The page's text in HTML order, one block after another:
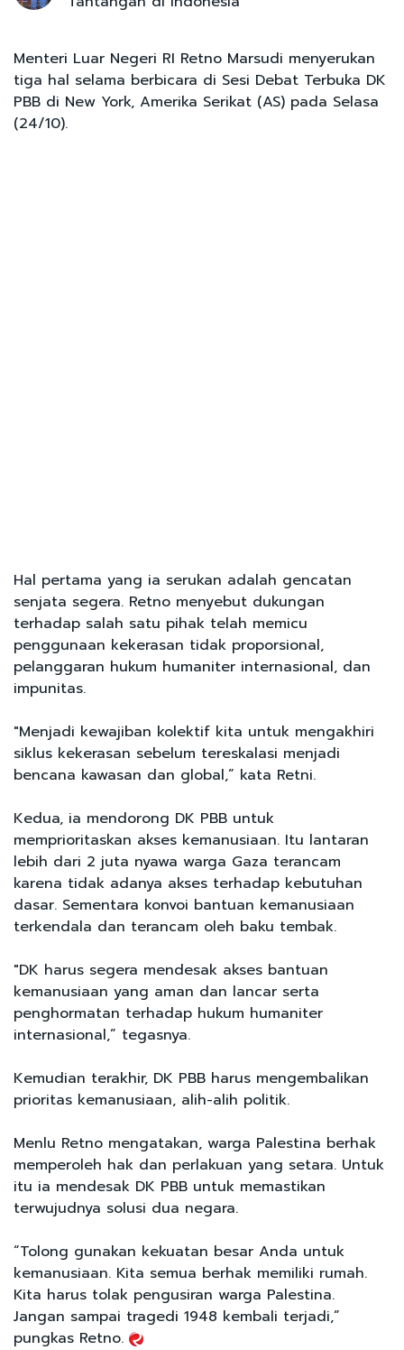
Menteri Luar Negeri RI Retno Marsudi menyerukan
tiga hal selama berbicara di Sesi Debat Terbuka DK
PBB di New York, Amerika Serikat (AS) pada Selasa
(24/10).
Hal pertama yang ia serukan adalah gencatan
senjata segera. Retno menyebut dukungan
terhadap salah satu pihak telah memicu
penggunaan kekerasan tidak proporsional,
pelanggaran hukum humaniter internasional, dan
impunitas.
"Menjadi kewajiban kolektif kita untuk mengakhiri
siklus kekerasan sebelum tereskalasi menjadi
bencana kawasan dan global,” kata Retni.
Kedua, ia mendorong DK PBB untuk
memprioritaskan akses kemanusiaan. Itu lantaran
lebih dari 2 juta nyawa warga Gaza terancam
karena tidak adanya akses terhadap kebutuhan
dasar. Sementara konvoi bantuan kemanusiaan
terkendala dan terancam oleh baku tembak.
"DK harus segera mendesak akses bantuan
kemanusiaan yang aman dan lancar serta
penghormatan terhadap hukum humaniter
internasional,” tegasnya.
Kemudian terakhir, DK PBB harus mengembalikan
prioritas kemanusiaan, alih-alih politik.
Menlu Retno mengatakan, warga Palestina berhak
memperoleh hak dan perlakuan yang setara. Untuk
itu ia mendesak DK PBB untuk memastikan
terwujudnya solusi dua negara.
“Tolong gunakan kekuatan besar Anda untuk
kemanusiaan. Kita semua berhak memiliki rumah.
Kita harus tolak pengusiran warga Palestina.
Jangan sampai tragedi 1948 kembali terjadi,”
pungkas Retno.